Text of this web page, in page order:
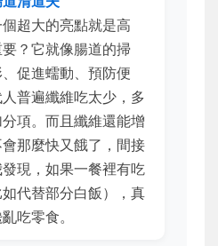
個超大的亮點就是高
？它就像腸道的掃
促進蠕動、預防便
普遍纖維吃太少，多
項。而且纖維還能增
那麼快又餓了，間接
現，如果一餐裡有吃
代替部分白飯），真
吃零食。